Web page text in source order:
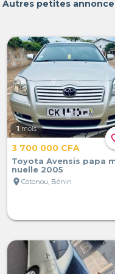
Autres petites
1 mois
3 700 000 CFA
Toyota Avensis papa
nuelle 2005
location_on Cotonou, Bénin